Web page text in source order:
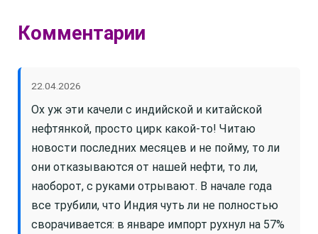
Комментарии
22.04.2026
Ох уж эти качели с индийской и китайской
нефтянкой, просто цирк какой-то! Читаю
новости последних месяцев и не пойму, то ли
они отказываются от нашей нефти, то ли,
наоборот, с руками отрывают. В начале года
все трубили, что Индия чуть ли не полностью
сворачивается: в январе импорт рухнул на 57%